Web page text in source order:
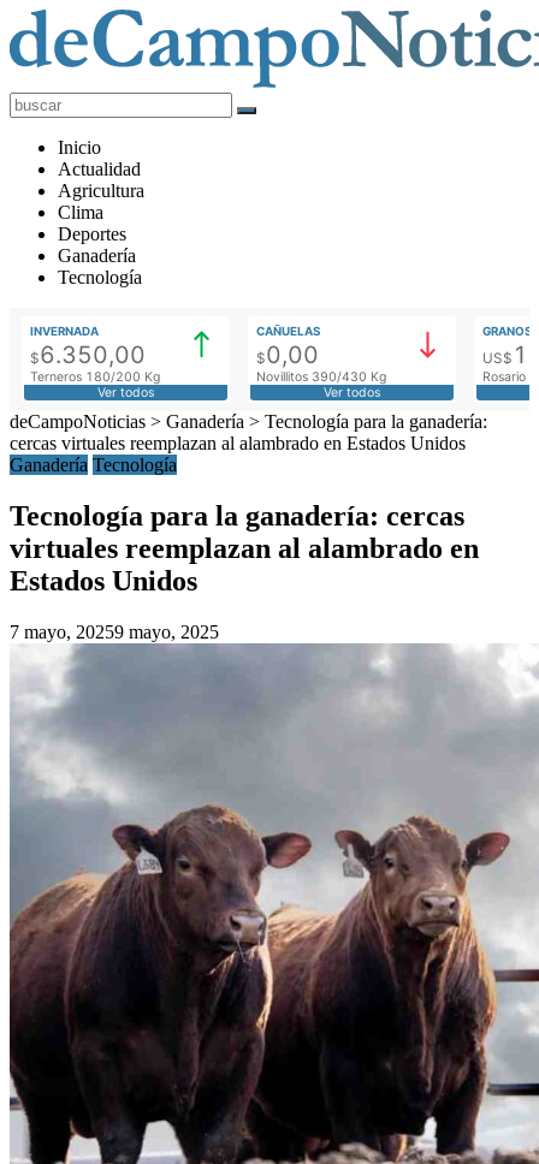
deCampoNoticias
Actualidad
Agropecuaria
Inicio
Actualidad
Agricultura
Clima
Deportes
Ganadería
Tecnología
INVERNADA
$6.350,00
Terneros 180/200 Kg
Ver todos
CAÑUELAS
$0,00
Novillitos 390/430 Kg
Ver todos
GRANOS
US$
Rosario
deCampoNoticias > Ganadería > Tecnología para la ganadería:
cercas virtuales reemplazan al alambrado en Estados Unidos
Ganadería Tecnología
Tecnología para la ganadería: cercas
virtuales reemplazan al alambrado en
Estados Unidos
7 mayo, 20259 mayo, 2025